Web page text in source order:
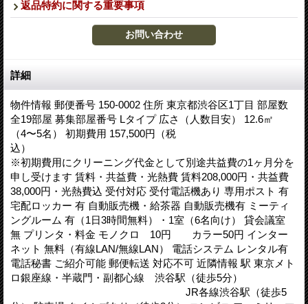
返品特約に関する重要事項
詳細
物件情報 郵便番号 150-0002 住所 東京都渋谷区1丁目 部屋数
全19部屋 募集部屋番号 Lタイプ 広さ（人数目安） 12.6㎡
（4〜5名） 初期費用 157,500円（税
込
※初期費用にクリーニング代金として別途共益費の1ヶ月分を
申し受けます 賃料・共益費・光熱費 賃料208,000円・共益費
38,000円・光熱費込 受付対応 受付電話機あり 専用ポスト 有
宅配ロッカー 有 自動販売機・給茶器 自動販売機有 ミーティ
ングルーム 有（1日3時間無料）・1室（6名向け） 貸会議室
無 プリンタ・料金 モノクロ 10円 カラー50円 インター
ネット 無料（有線LAN/無線LAN） 電話システム レンタル有
電話秘書 ご紹介可能 郵便転送 対応不可 近隣情報 駅 東京メト
ロ銀座線・半蔵門・副都心線 渋谷駅（徒歩5分）
JR各線渋谷駅（徒歩5